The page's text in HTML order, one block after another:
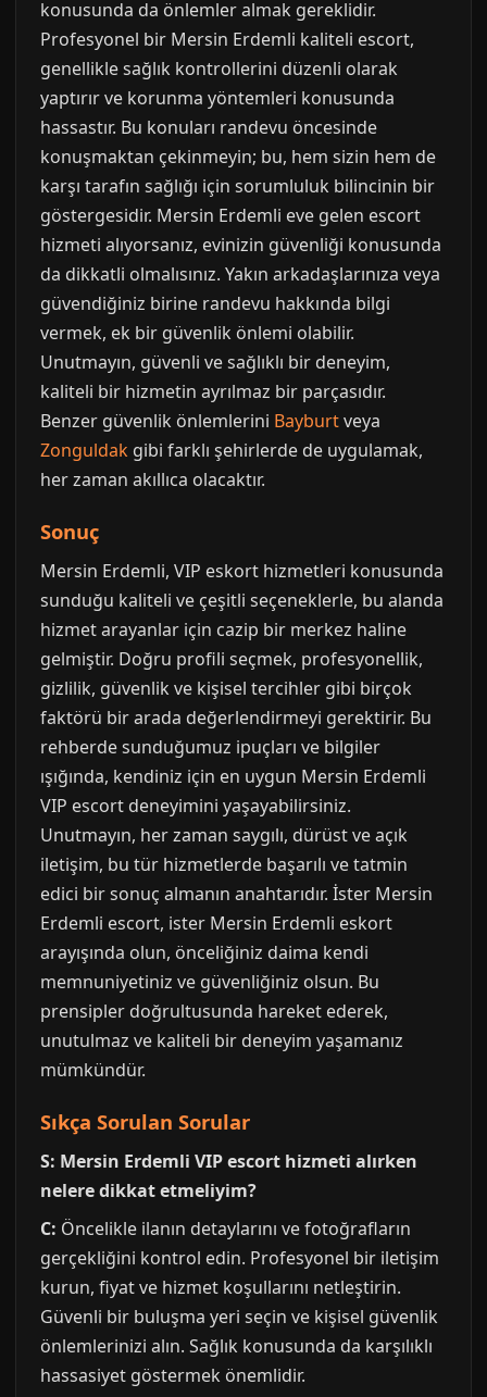
konusunda da önlemler almak gereklidir.
Profesyonel bir Mersin Erdemli kaliteli escort,
genellikle sağlık kontrollerini düzenli olarak
yaptırır ve korunma yöntemleri konusunda
hassastır. Bu konuları randevu öncesinde
konuşmaktan çekinmeyin; bu, hem sizin hem de
karşı tarafın sağlığı için sorumluluk bilincinin bir
göstergesidir. Mersin Erdemli eve gelen escort
hizmeti alıyorsanız, evinizin güvenliği konusunda
da dikkatli olmalısınız. Yakın arkadaşlarınıza veya
güvendiğiniz birine randevu hakkında bilgi
vermek, ek bir güvenlik önlemi olabilir.
Unutmayın, güvenli ve sağlıklı bir deneyim,
kaliteli bir hizmetin ayrılmaz bir parçasıdır.
Benzer güvenlik önlemlerini Bayburtveya
Zonguldak gibi farklı şehirlerde de uygulamak,
her zaman akıllıca olacaktır.
Sonuç
Mersin Erdemli, VIP eskort hizmetleri konusunda
sunduğu kaliteli ve çeşitli seçeneklerle, bu alanda
hizmet arayanlar için cazip bir merkez haline
gelmiştir. Doğru profili seçmek, profesyonellik,
gizlilik, güvenlik ve kişisel tercihler gibi birçok
faktörü bir arada değerlendirmeyi gerektirir. Bu
rehberde sunduğumuz ipuçları ve bilgiler
ışığında, kendiniz için en uygun Mersin Erdemli
VIP escort deneyimini yaşayabilirsiniz.
Unutmayın, her zaman saygılı, dürüst ve açık
iletişim, bu tür hizmetlerde başarılı ve tatmin
edici bir sonuç almanın anahtarıdır. İster Mersin
Erdemli escort, ister Mersin Erdemli eskort
arayışında olun, önceliğiniz daima kendi
memnuniyetiniz ve güvenliğiniz olsun. Bu
prensipler doğrultusunda hareket ederek,
unutulmaz ve kaliteli bir deneyim yaşamanız
mümkündür.
Sıkça Sorulan Sorular
S: Mersin Erdemli VIP escort hizmeti alırken
nelere dikkat etmeliyim?
C: Öncelikle ilanın detaylarını ve fotoğrafların
gerçekliğini kontrol edin. Profesyonel bir iletişim
kurun, fiyat ve hizmet koşullarını netleştirin.
Güvenli bir buluşma yeri seçin ve kişisel güvenlik
önlemlerinizi alın. Sağlık konusunda da karşılıklı
hassasiyet göstermek önemlidir.